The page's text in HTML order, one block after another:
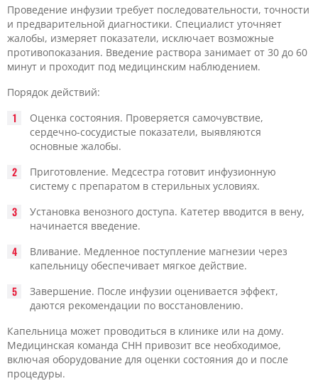
Проведение инфузии требует последовательности, точности
и предварительной диагностики. Специалист уточняет
жалобы, измеряет показатели, исключает возможные
противопоказания. Введение раствора занимает от 30 до 60
минут и проходит под медицинским наблюдением.
Порядок действий:
Оценка состояния. Проверяется самочувствие,
сердечно-сосудистые показатели, выявляются
основные жалобы.
Приготовление. Медсестра готовит инфузионную
систему с препаратом в стерильных условиях.
Установка венозного доступа. Катетер вводится в вену,
начинается введение.
Вливание. Медленное поступление магнезии через
капельницу обеспечивает мягкое действие.
Завершение. После инфузии оценивается эффект,
даются рекомендации по восстановлению.
Капельница может проводиться в клинике или на дому.
Медицинская команда CHH привозит все необходимое,
включая оборудование для оценки состояния до и после
процедуры.